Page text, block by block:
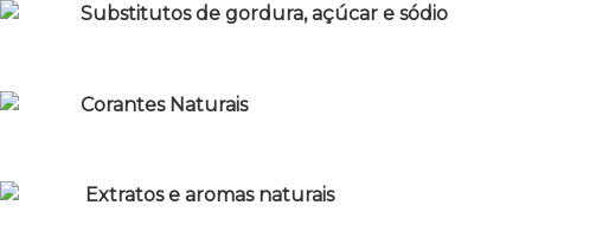
Substitutos de gordura, açúcar e sódio
Corantes Naturais
Extratos e aromas naturais